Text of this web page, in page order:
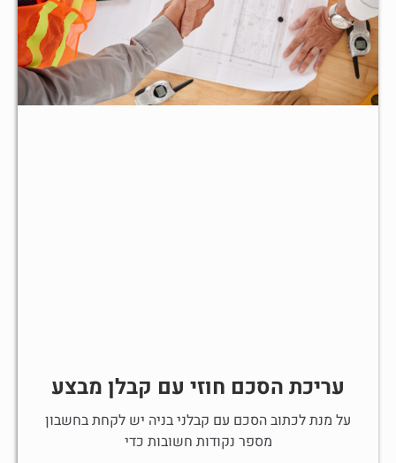
עריכת הסכם חוזי עם קבלן מבצע
על מנת לכתוב הסכם עם קבלני בניה יש לקחת בחשבון
מספר נקודות חשובות כדי